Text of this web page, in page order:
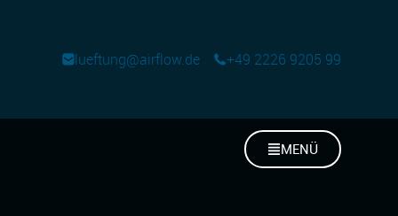
lueftung@airflow.de +49 2226 9205 99
MENÜ